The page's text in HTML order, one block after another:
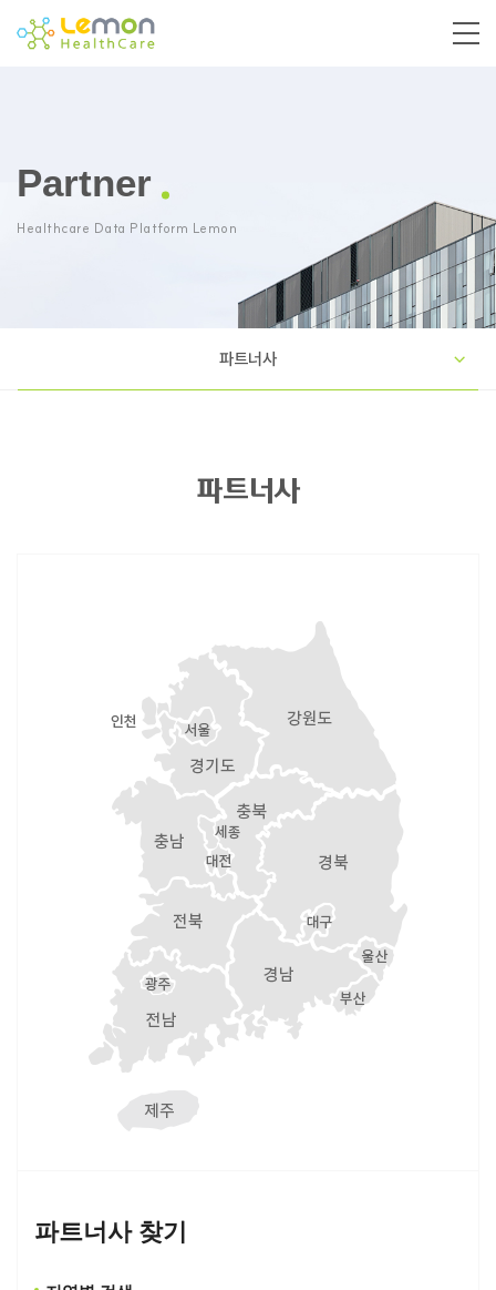
Partner
Healthcare Data Platform Lemon
파트너사
파트너사
파트너사 찾기